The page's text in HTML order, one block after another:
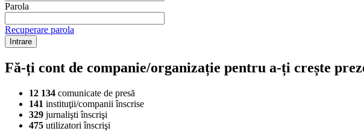
Parola
Recuperare parola
Fă-ți cont de companie/organizație pentru a-ți crește
12 134 comunicate de presă
141 instituţii/companii înscrise
329 jurnalişti înscrişi
475 utilizatori înscrişi